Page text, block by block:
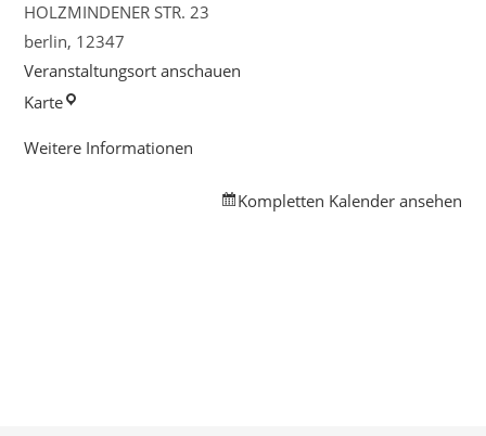
HOLZMINDENER STR. 23
berlin, 12347
Veranstaltungsort anschauen
KarteKita
Weitere Informationen
Kompletten Kalender ansehen